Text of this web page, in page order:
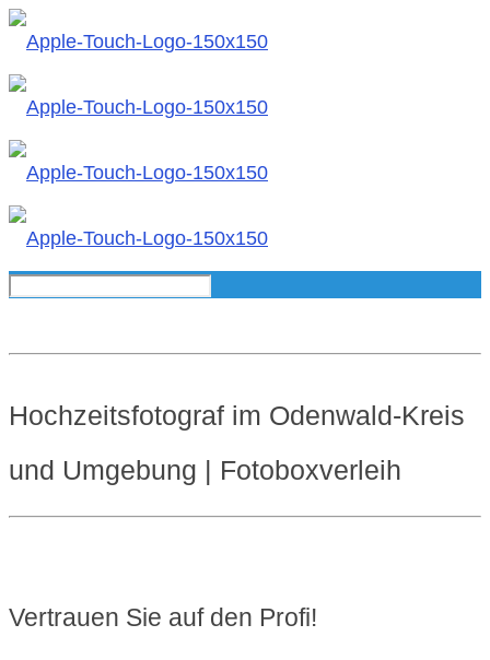
Hochzeitsfotograf im Odenwald-Kreis
und Umgebung | Fotoboxverleih
Vertrauen Sie auf den Profi!